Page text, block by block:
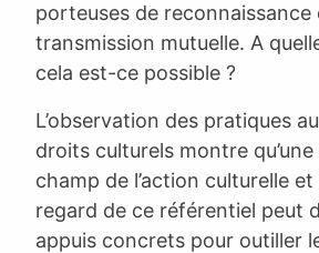
porteuses de reconnaissance
transmission mutuelle. A
cela est-ce possible ?
L’observation des pratiques
droits culturels montre
champ de l’action culturelle
regard de ce référentiel peut
appuis concrets pour outiller